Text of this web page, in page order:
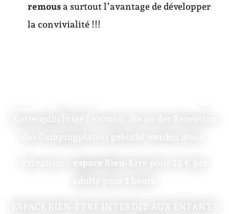
remousa surtout l’avantage de développer
la convivialité !!!
Kostenpflichtige Leistung, die an der Rezeption
des Campingplatzes gebucht werden muss.
espace Bien-Etre
adulte pour 1 heure
ESPACE BIEN-ETRE INTERDIT AUX ENFANTS